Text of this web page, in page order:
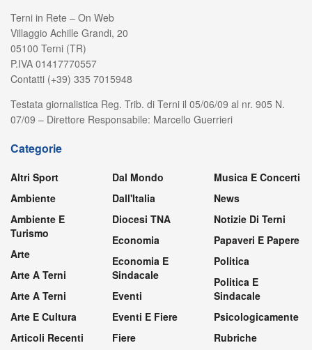
Terni in Rete – On Web
Villaggio Achille Grandi, 20
05100 Terni (TR)
P.IVA 01417770557
Contatti (+39) 335 7015948
Testata giornalistica Reg. Trib. di Terni il 05/06/09 al nr. 905 N.
07/09 – Direttore Responsabile: Marcello Guerrieri
Categorie
Altri Sport
Ambiente
Ambiente E
Turismo
Arte
Arte A Terni
Arte A Terni
Arte E Cultura
Articoli Recenti
Dal Mondo
Dall'Italia
Diocesi TNA
Economia
Economia E
Sindacale
Eventi
Eventi E Fiere
Fiere
Musica E Concerti
News
Notizie Di Terni
Papaveri E Papere
Politica
Politica E
Sindacale
Psicologicamente
Rubriche